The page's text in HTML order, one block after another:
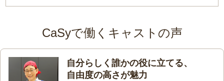
CaSyで働くキャストの声
自分らしく誰かの役に立てる、
自由度の高さが魅力